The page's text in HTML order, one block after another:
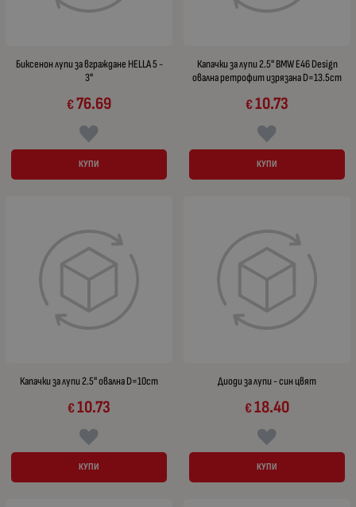
Биксенон лупи за вграждане HELLA 5 -
3"
76.69
€
КУПИ
Капачки за лупи 2.5" BMW E46 Design
овална ретрофит изрязана D=13.5cm
10.73
€
КУПИ
Капачки за лупи 2.5" oвална D=10cm
10.73
€
КУПИ
Диоди за лупи - син цвят
18.40
€
КУПИ